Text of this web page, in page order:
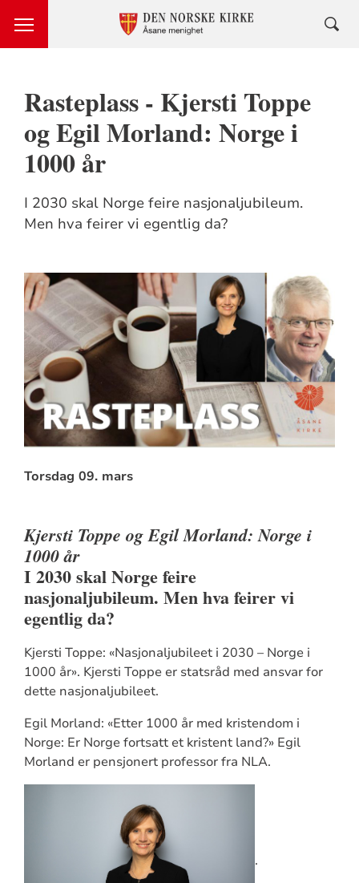
Rasteplass - Kjersti Toppe
og Egil Morland: Norge i
1000 år
I 2030 skal Norge feire nasjonaljubileum.
Men hva feirer vi egentlig da?
Torsdag 09. mars
Kjersti Toppe og Egil Morland: Norge i
1000 år
I 2030 skal Norge feire
nasjonaljubileum. Men hva feirer vi
egentlig da?
Kjersti Toppe: «Nasjonaljubileet i 2030 – Norge i
1000 år». Kjersti Toppe er statsråd med ansvar for
dette nasjonaljubileet.
Egil Morland: «Etter 1000 år med kristendom i
Norge: Er Norge fortsatt et kristent land?» Egil
Morland er pensjonert professor fra NLA.
.